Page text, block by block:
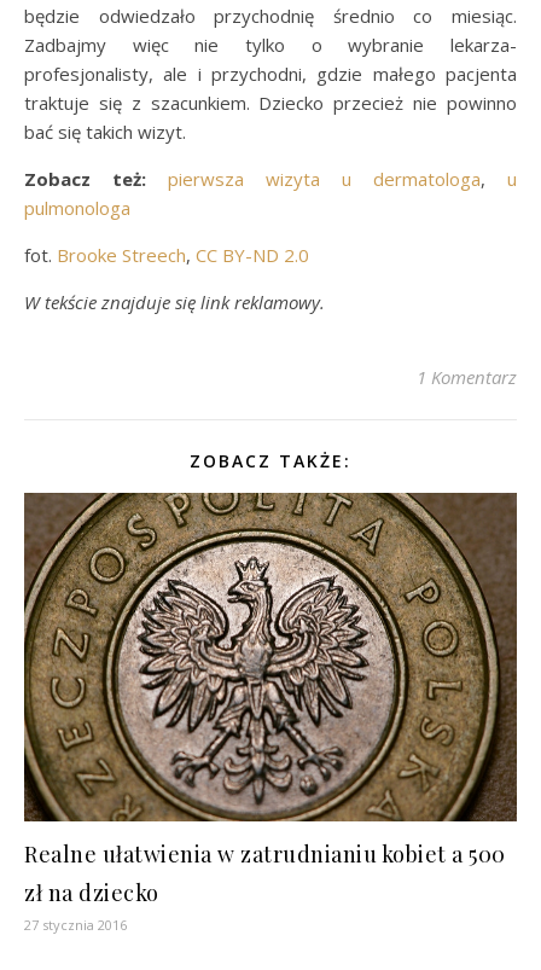
będzie odwiedzało przychodnię średnio co miesiąc.
Zadbajmy więc nie tylko o wybranie lekarza-
profesjonalisty, ale i przychodni, gdzie małego pacjenta
traktuje się z szacunkiem. Dziecko przecież nie powinno
bać się takich wizyt.
Zobacz też:
pierwsza wizyta u dermatologa, u
pulmonologa
fot. Brooke Streech, CC BY-ND 2.0
W tekście znajduje się link reklamowy.
1 Komentarz
ZOBACZ TAKŻE:
Realne ułatwienia w zatrudnianiu kobiet a 500
zł na dziecko
27 stycznia 2016